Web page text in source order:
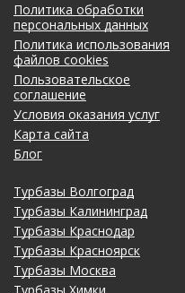
Политика обработки
персональных данных
Политика использования
файлов cookies
Пользовательское
соглашение
Условия оказания услуг
Карта сайта
Блог
Турбазы Волгоград
Турбазы Калининград
Турбазы Краснодар
Турбазы Красноярск
Турбазы Москва